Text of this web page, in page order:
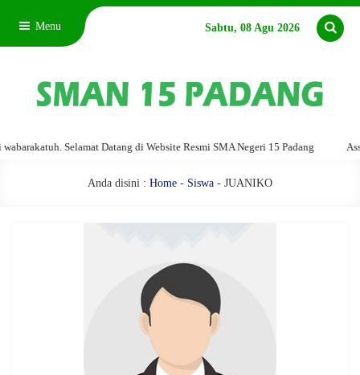
Menu Sabtu, 08 Agu 2026
Selamat Datang di Website Resmi SMA Negeri 15 Padang
Anda disini : Home - Siswa - JUANIKO